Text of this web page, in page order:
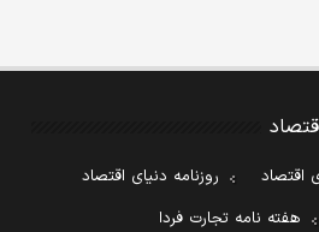
اقتصاد
روزنامه دنیای اقتصاد
هفته نامه تجارت فردا